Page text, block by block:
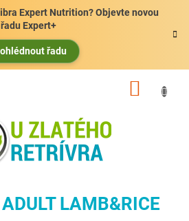
Expert Nutrition? Objevte novou
řadu Expert+
řadu
LAMB&RICE